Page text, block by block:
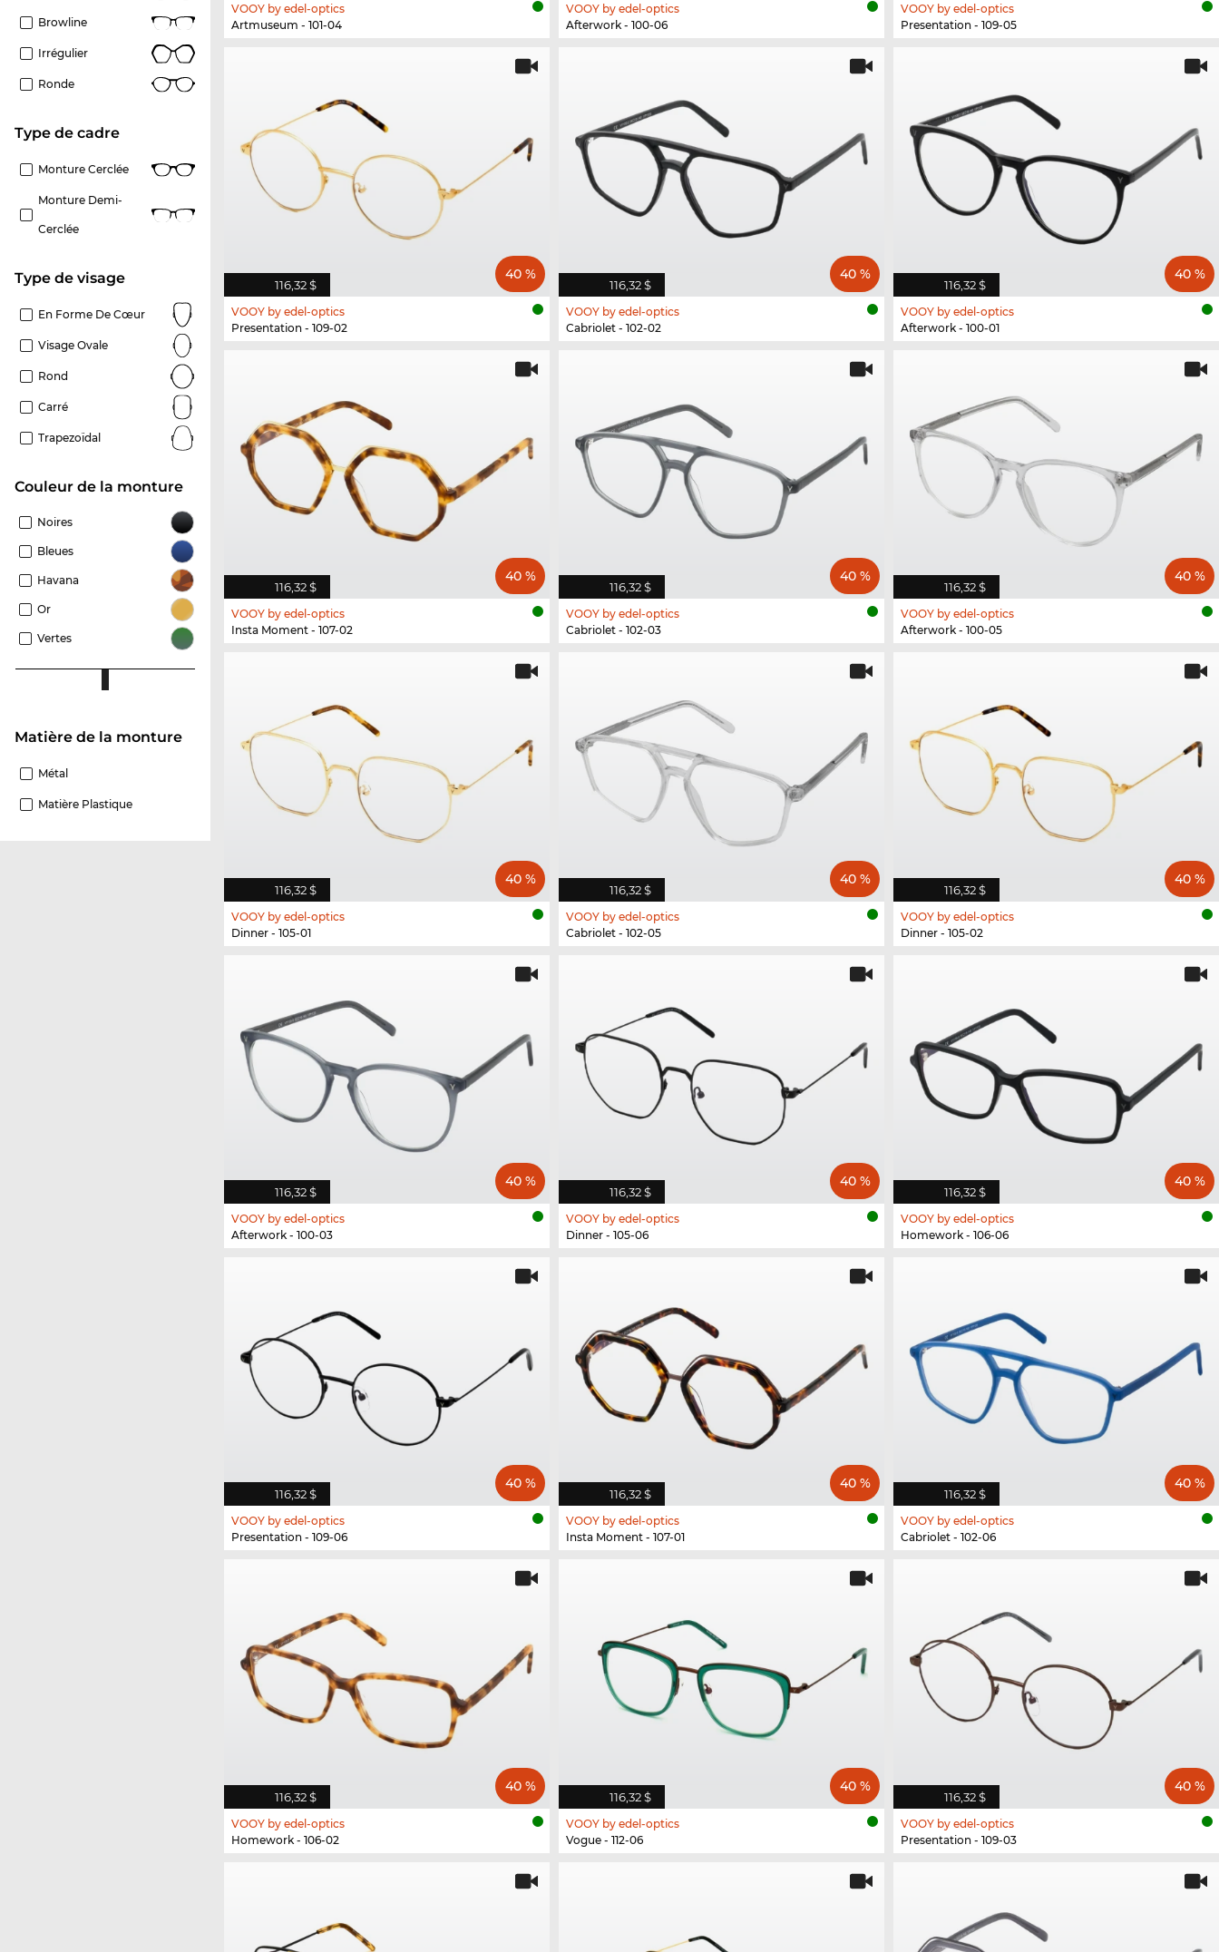
Browline
Irrégulier
Ronde
Type de cadre
Monture Cerclée
Monture Demi-
Cerclée
Type de visage
En Forme De Cœur
Visage Ovale
Rond
Carré
Trapezoïdal
Couleur de la monture
Noires
Bleues
Havana
Or
Vertes
Matière de la monture
Métal
Matière Plastique
VOOY by edel-optics
Artmuseum - 101-04
VOOY by edel-optics
Afterwork - 100-06
VOOY by edel-optics
Presentation - 109-05
116,32 $
40 %
VOOY by edel-optics
Presentation - 109-02
116,32 $
40 %
VOOY by edel-optics
Cabriolet - 102-02
116,32 $
40 %
VOOY by edel-optics
Afterwork - 100-01
116,32 $
40 %
VOOY by edel-optics
Insta Moment - 107-02
116,32 $
40 %
VOOY by edel-optics
Cabriolet - 102-03
116,32 $
40 %
VOOY by edel-optics
Afterwork - 100-05
116,32 $
40 %
VOOY by edel-optics
Dinner - 105-01
116,32 $
40 %
VOOY by edel-optics
Cabriolet - 102-05
116,32 $
40 %
VOOY by edel-optics
Dinner - 105-02
116,32 $
40 %
VOOY by edel-optics
Afterwork - 100-03
116,32 $
40 %
VOOY by edel-optics
Dinner - 105-06
116,32 $
40 %
VOOY by edel-optics
Homework - 106-06
116,32 $
40 %
VOOY by edel-optics
Presentation - 109-06
116,32 $
40 %
VOOY by edel-optics
Insta Moment - 107-01
116,32 $
40 %
VOOY by edel-optics
Cabriolet - 102-06
116,32 $
40 %
VOOY by edel-optics
Homework - 106-02
116,32 $
40 %
VOOY by edel-optics
Vogue - 112-06
116,32 $
40 %
VOOY by edel-optics
Presentation - 109-03